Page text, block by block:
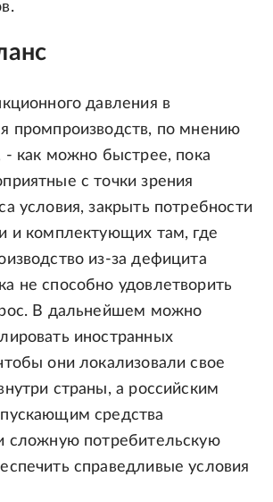
давления в
промпроизводств, по мнению
- как можно быстрее, пока
с точки зрения
условия, закрыть потребности
и комплектующих там, где
из-за дефицита
не способно удовлетворить
В дальнейшем можно
иностранных
они локализовали свое
страны, а российским
средства
сложную потребительскую
справедливые условия